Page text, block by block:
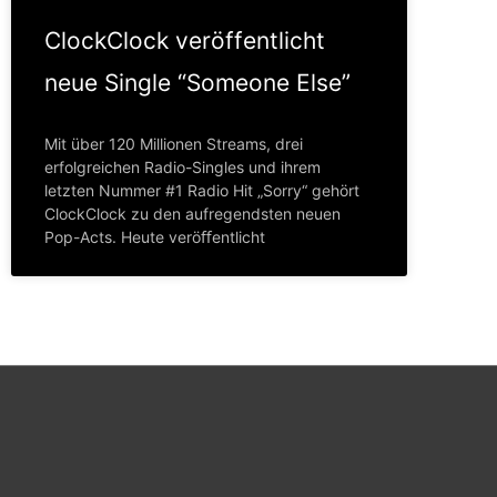
ClockClock veröffentlicht
neue Single “Someone Else”
Mit über 120 Millionen Streams, drei
erfolgreichen Radio-Singles und ihrem
letzten Nummer #1 Radio Hit „Sorry“ gehört
ClockClock zu den aufregendsten neuen
Pop-Acts. Heute veröﬀentlicht